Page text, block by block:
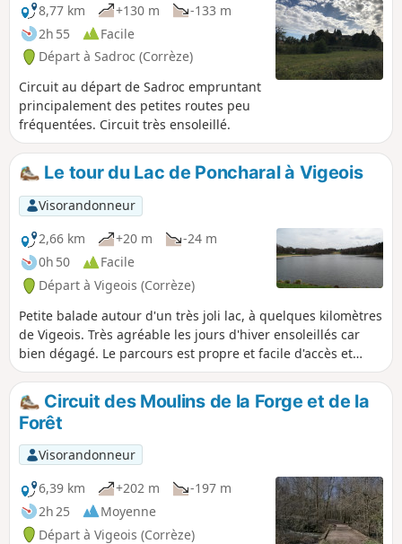
8,77 km
+130 m
-133 m
2h 55
Facile
Départ à Sadroc (Corrèze)
Circuit au départ de Sadroc empruntant
principalement des petites routes peu
fréquentées. Circuit très ensoleillé.
Le tour du Lac de Poncharal à Vigeois
Visorandonneur
2,66 km
+20 m
-24 m
0h 50
Facile
Départ à Vigeois (Corrèze)
Petite balade autour d'un très joli lac, à quelques kilomètres
de Vigeois. Très agréable les jours d'hiver ensoleillés car
bien dégagé. Le parcours est propre et facile d'accès et
sans voitures.
Circuit des Moulins de la Forge et de la
Forêt
Visorandonneur
6,39 km
+202 m
-197 m
2h 25
Moyenne
Départ à Vigeois (Corrèze)